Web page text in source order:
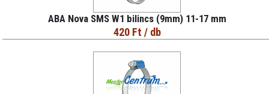
ABA Nova SMS W1 bilincs (9mm) 11-17 mm
420 Ft / db